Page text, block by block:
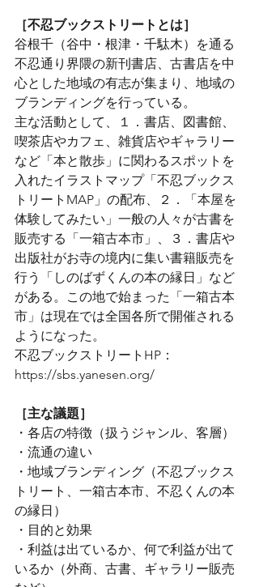
［不忍ブックストリートとは］
谷根千（谷中・根津・千駄木）を通る
不忍通り界隈の新刊書店、古書店を中
心とした地域の有志が集まり、地域の
ブランディングを行っている。
主な活動として、１．書店、図書館、
喫茶店やカフェ、雑貨店やギャラリー
など「本と散歩」に関わるスポットを
入れたイラストマップ「不忍ブックス
トリートMAP」の配布、２．「本屋を
体験してみたい」一般の人々が古書を
販売する「一箱古本市」、３．書店や
出版社がお寺の境内に集い書籍販売を
行う「しのばずくんの本の縁日」など
がある。この地で始まった「一箱古本
市」は現在では全国各所で開催される
ようになった。
不忍ブックストリートHP：
https://sbs.yanesen.org/
［主な議題］
・各店の特徴（扱うジャンル、客層）
・流通の違い
・地域ブランディング（不忍ブックス
トリート、一箱古本市、不忍くんの本
の縁日）
・目的と効果
・利益は出ているか、何で利益が出て
いるか（外商、古書、ギャラリー販売